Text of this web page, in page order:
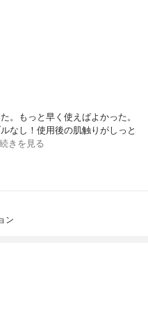
。もっと早く使えばよかった。
なし！使用後の肌触りがしっと
続きを見る
ン